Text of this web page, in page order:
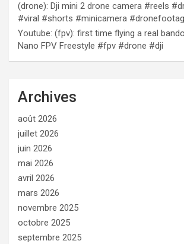
(drone): Dji mini 2 drone camera #reels
#viral #shorts #minicamera
Youtube: (fpv): first time flying a real
Nano FPV Freestyle #fpv #drone #dji
Archives
août 2026
juillet 2026
juin 2026
mai 2026
avril 2026
mars 2026
novembre 2025
octobre 2025
septembre 2025